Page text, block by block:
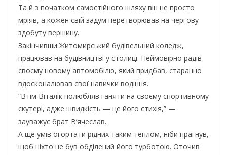
Та й з початком самостійного шляху він не просто
мріяв, а кожен свій задум перетворював на чергову
здобуту вершину.
Закінчивши Житомирський будівельний коледж,
працював на будівництві у столиці. Неймовірно радів
своєму новому автомобілю, який придбав, старанно
вдосконалював свої навички водіння.
“Втім Віталік полюбляв ганяти на своєму спортивному
скутері, адже швидкість — це його стихія,” —
зауважує брат В’ячеслав.
А ще умів огортати рідних таким теплом, ніби прагнув,
щоб ніхто не був обділений його турботою. Оточив